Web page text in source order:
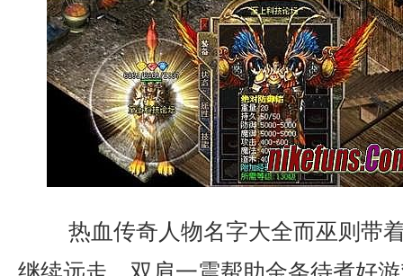
热血传奇人物名字大全而巫则带